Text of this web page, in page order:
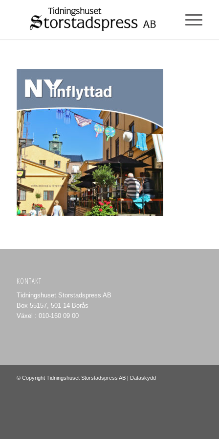
KONTAKT
Tidningshuset Storstadspress AB
Box 55157, 501 14 Borås
Växel : 010-160 09 00
© Copyright Tidningshuset Storstadspress AB | Dataskydd